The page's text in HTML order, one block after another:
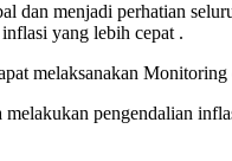
menjadi perhatian
yang lebih cepat .
melaksanakan
pengendalian